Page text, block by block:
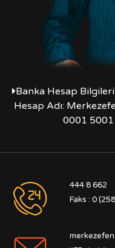
Banka Hesap
Hesap Adı:
0001
444 8 662
Faks : 0